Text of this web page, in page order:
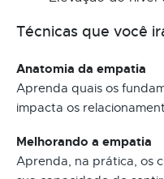
Técnicas que você
Anatomia da empatia
Aprenda quais os
impacta os
Melhorando a empatia
Aprenda, na prática, os